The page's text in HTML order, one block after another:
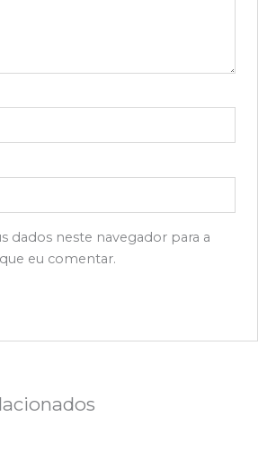
dados neste navegador para a
eu comentar.